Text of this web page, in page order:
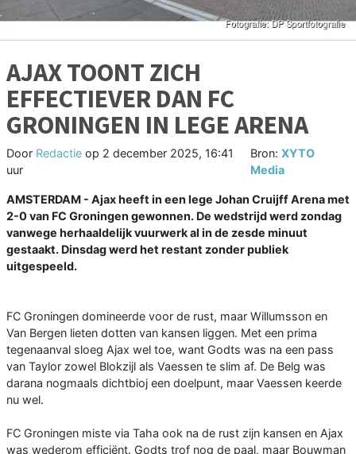
AJAX TOONT ZICH
EFFECTIEVER DAN FC
GRONINGEN IN LEGE ARENA
Door Redactie op 2 december 2025, 16:41
uur
Bron: XYTO
Media
AMSTERDAM - Ajax heeft in een lege Johan Cruijff Arena met
2-0 van FC Groningen gewonnen. De wedstrijd werd zondag
vanwege herhaaldelijk vuurwerk al in de zesde minuut
gestaakt. Dinsdag werd het restant zonder publiek
uitgespeeld.
FC Groningen domineerde voor de rust, maar Willumsson en
Van Bergen lieten dotten van kansen liggen. Met een prima
tegenaanval sloeg Ajax wel toe, want Godts was na een pass
van Taylor zowel Blokzijl als Vaessen te slim af. De Belg was
darana nogmaals dichtbioj een doelpunt, maar Vaessen keerde
nu wel.
FC Groningen miste via Taha ook na de rust zijn kansen en Ajax
was wederom efficiënt. Godts trof nog de paal, maar Bouwman